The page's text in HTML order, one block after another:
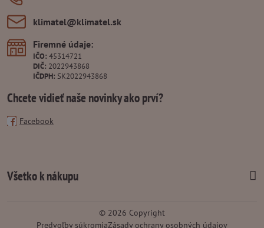
klimatel​@klimatel​.sk
Firemné údaje:
IČO: 45314721
DIČ: 2022943868
IČDPH: SK2022943868
Chcete vidieť naše novinky ako prví?
Facebook
Všetko k nákupu
© 2026 Copyright
Predvoľby súkromiaZásady ochrany osobných údajov